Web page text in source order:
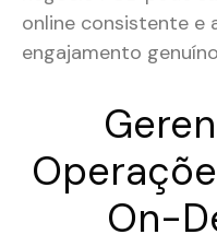
online consistente e
engajamento
On-